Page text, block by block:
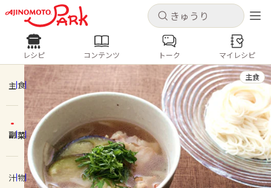
キャンセル
ログインするとレシピを保存できます
ログイン 新規登録
ホーム
コンテンツ
キャンセル
レシピ コンテンツ
人気の食材・レシピ
きゅうり なす トマト
とうもろこし
ピーマン
みょうが ゴーヤ
レシピ コンテンツ トーク マイレシピ
主食
副菜
汁物
主食